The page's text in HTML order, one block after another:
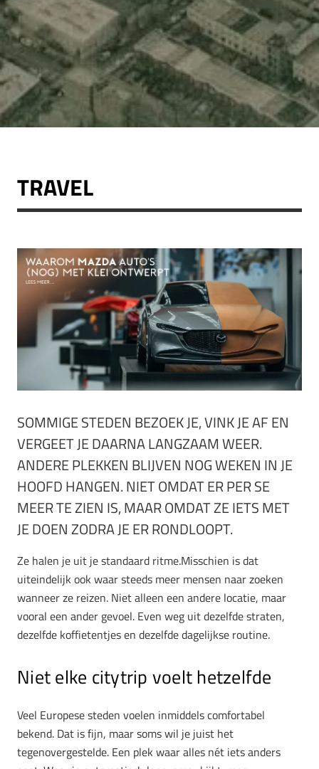
TRAVEL
SOMMIGE STEDEN BEZOEK JE, VINK JE AF EN
VERGEET JE DAARNA LANGZAAM WEER.
ANDERE PLEKKEN BLIJVEN NOG WEKEN IN JE
HOOFD HANGEN. NIET OMDAT ER PER SE
MEER TE ZIEN IS, MAAR OMDAT ZE IETS MET
JE DOEN ZODRA JE ER RONDLOOPT.
Ze halen je uit je standaard ritme.Misschien is dat
uiteindelijk ook waar steeds meer mensen naar zoeken
wanneer ze reizen. Niet alleen een andere locatie, maar
vooral een ander gevoel. Even weg uit dezelfde straten,
dezelfde koffietentjes en dezelfde dagelijkse routine.
Niet elke citytrip voelt hetzelfde
Veel Europese steden voelen inmiddels comfortabel
bekend. Dat is fijn, maar soms wil je juist het
tegenovergestelde. Een plek waar alles nét iets anders